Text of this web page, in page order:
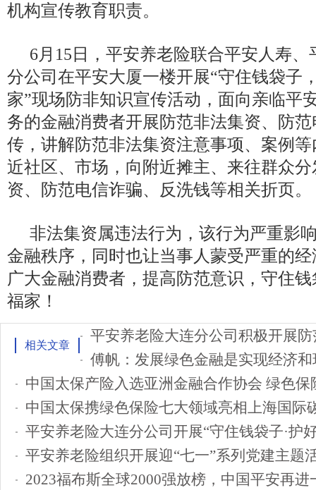
机构宣传教育职责。
6月15日，平安养老险联合平安人寿、
分公司在平安大厦一楼开展“守住钱袋子
家”现场防非知识宣传活动，面向亲临平
务的金融消费者开展防范非法集资、防
传，讲解防范非法集资注意事项、案例
近社区、市场，向附近摊主、来往群众
资、防范电信诈骗、反洗钱等相关折页。
非法集资属违法行为，该行为严重影
金融秩序，同时也让当事人蒙受严重的
广大金融消费者，提高防范意识，守住
福家！
相关文章
中国太保产险入选亚洲金融合作协会 绿色保
中国太保携绿色保险七大领域亮相上海国际
平安养老险大连分公司开展“守住钱袋子·护
平安养老险组织开展迎“七一”系列党建主题